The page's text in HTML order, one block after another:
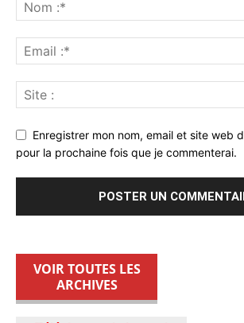
Enregistrer mon nom, email et site web
pour la prochaine fois que je commenterai.
VOIR TOUTES LES
ARCHIVES